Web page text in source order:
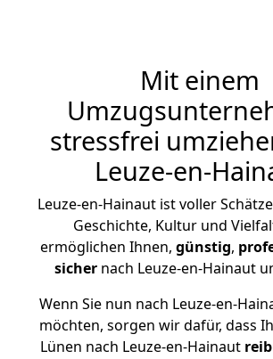
Mit einem
stressfrei
Leuze-en-
Leuze-en-Hainaut ist voller
Geschichte, Kultur und
ermöglichen Ihnen, günstig,
sichernach Leuze-en-Hainaut
Wenn Sie nun nach Leuze-en-
möchten, sorgen wir dafür, dass
Lünen nach Leuze-en-Hainaut